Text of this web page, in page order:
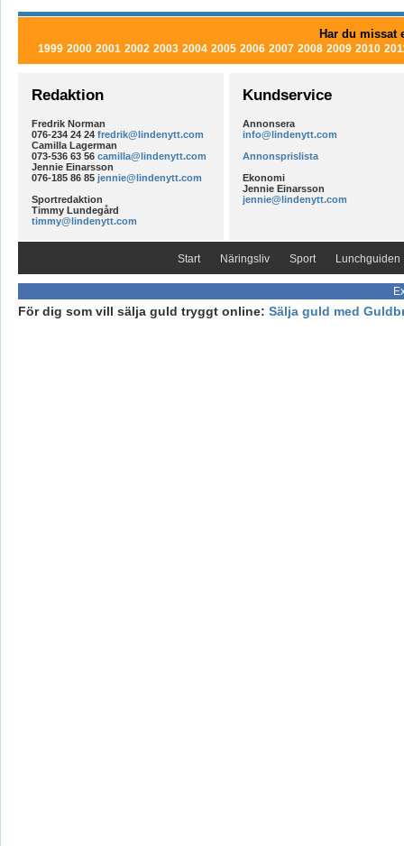
Har du missat
1999 2000 2001 2002 2003 2004 2005 2006 2007 2008 2009 2010
Redaktion
Fredrik Norman
076-234 24 24 fredrik@lindenytt.com
Camilla Lagerman
073-536 63 56 camilla@lindenytt.com
Jennie Einarsson
076-185 86 85 jennie@lindenytt.com
Sportredaktion
Timmy Lundegård
timmy@lindenytt.com
Kundservice
Annonsera
info@lindenytt.com
Annonsprislista
Ekonomi
Jennie Einarsson
jennie@lindenytt.com
Start Näringsliv Sport Lunchguiden
För dig som vill sälja guld tryggt online: Sälja guld med